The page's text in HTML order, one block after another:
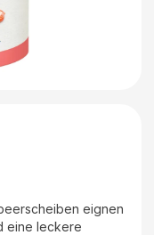
eignen
eine leckere